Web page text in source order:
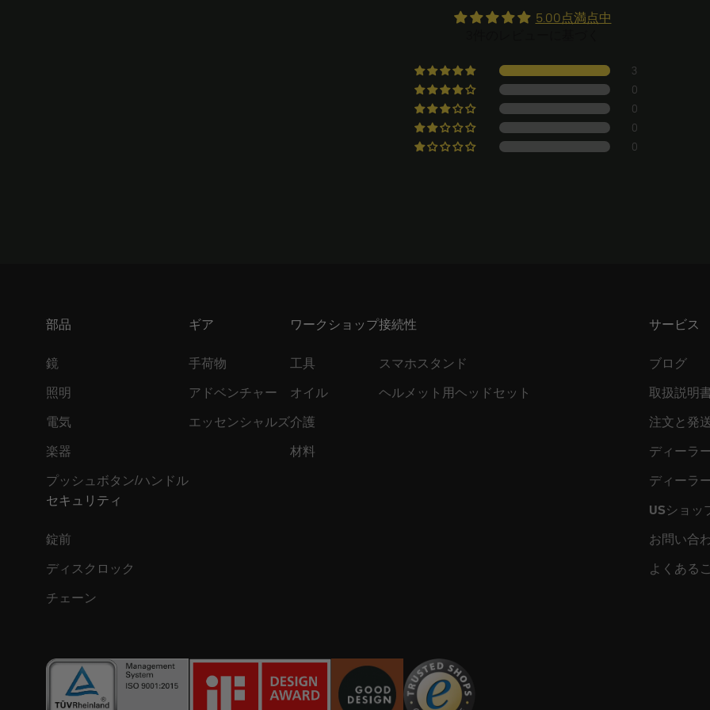
5.00点満点中
3
0
0
0
0
部品
鏡
照明
電気
楽器
プッシュボタン/ハンドル
ギア
手荷物
アドベンチャー
エッセンシャルズ
ワークショップ
工具
オイル
介護
材料
接続性
スマホスタンド
ヘルメット用ヘッドセット
セキュリティ
錠前
ディスクロック
チェーン
サービス
ブログ
取扱説明
注文と発
ディーラ
ディーラ
USショッ
お問い合
よくある